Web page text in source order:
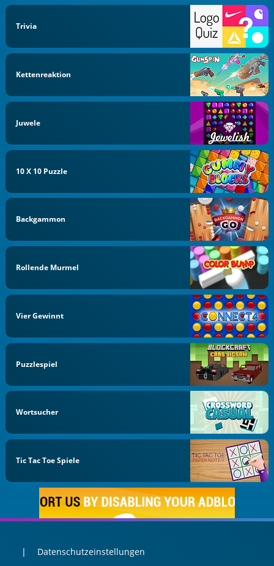
Trivia
Kettenreaktion
Juwele
10 X 10 Puzzle
Backgammon
Rollende Murmel
Vier Gewinnt
Puzzlespiel
Wortsucher
Tic Tac Toe Spiele
Datenschutzeinstellungen